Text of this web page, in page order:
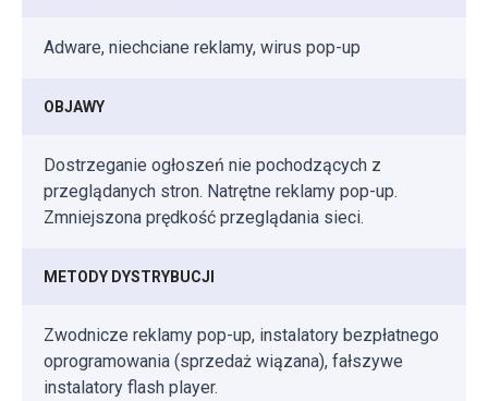
Adware, niechciane reklamy, wirus pop-up
OBJAWY
Dostrzeganie ogłoszeń nie pochodzących z
przeglądanych stron. Natrętne reklamy pop-up.
Zmniejszona prędkość przeglądania sieci.
METODY DYSTRYBUCJI
Zwodnicze reklamy pop-up, instalatory bezpłatnego
oprogramowania (sprzedaż wiązana), fałszywe
instalatory flash player.